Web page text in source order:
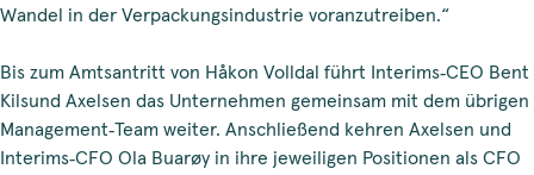
Wandel in der Verpackungsindustrie voranzutreiben.“
Bis zum Amtsantritt von Håkon Volldal führt Interims‑CEO Bent
Kilsund Axelsen das Unternehmen gemeinsam mit dem übrigen
Management‑Team weiter. Anschließend kehren Axelsen und
Interims‑CFO Ola Buarøy in ihre jeweiligen Positionen als CFO